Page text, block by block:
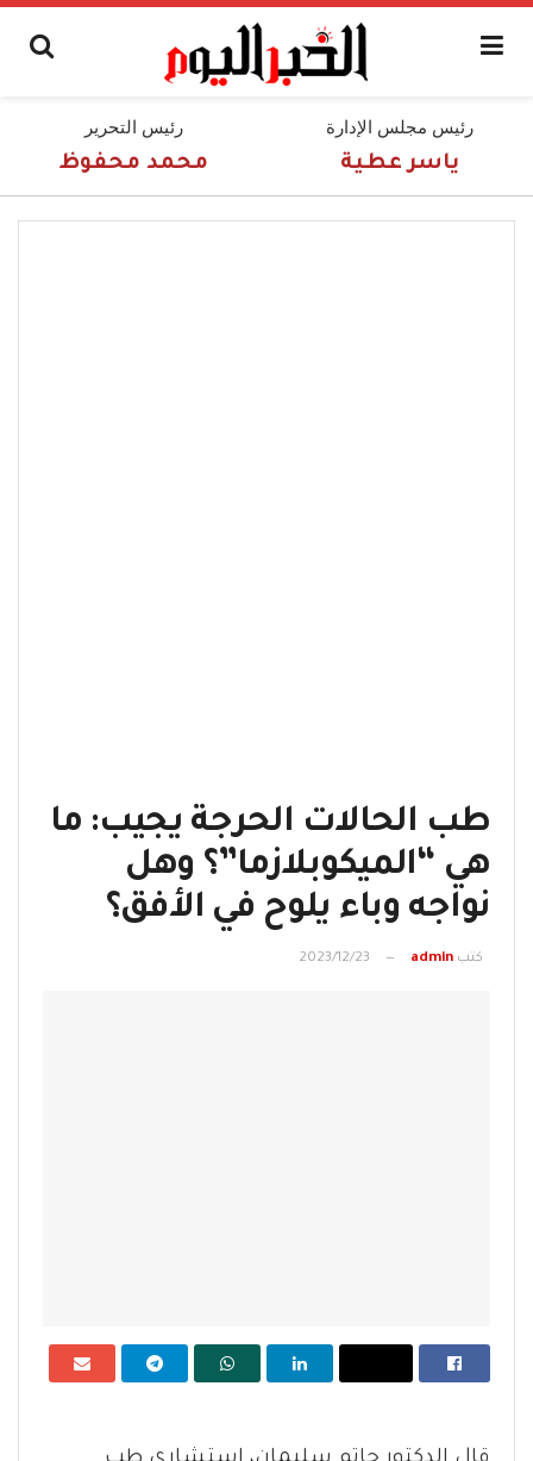
رئيس مجلس الإدارة
ياسر عطية
رئيس التحرير
محمد محفوظ
طب الحالات الحرجة يجيب: ما
هي “الميكوبلازما”؟ وهل
نواجه وباء يلوح في الأفق؟
كتب admin
2023/12/23